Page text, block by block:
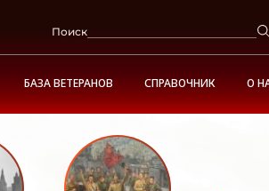
Поиск
БАЗА ВЕТЕРАНОВ СПРАВОЧНИК О